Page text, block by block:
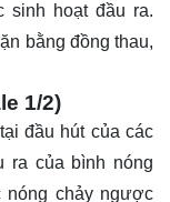
sinh hoạt đầu ra.
bằng đồng thau,
1/2)
đầu hút của các
ra của bình nóng
nóng chảy ngược